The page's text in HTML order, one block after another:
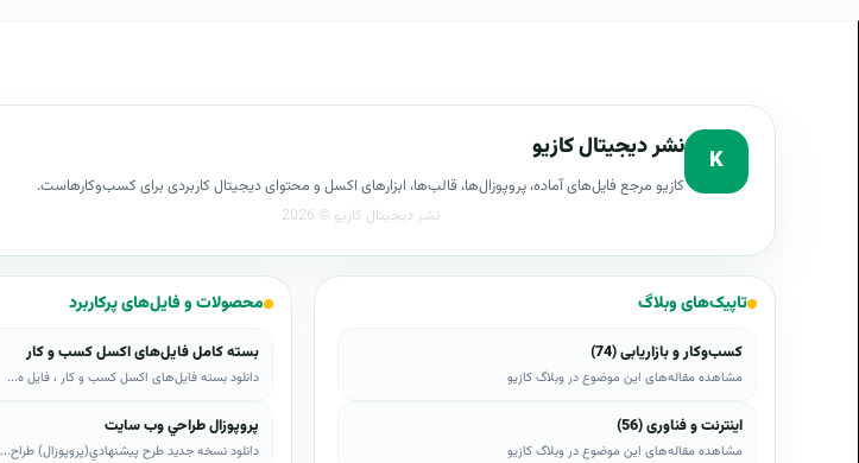
K نشر دیجیتال کازیو
کازیو مرجع فایل‌های آماده، پروپوزال‌ها، قالب‌ها، ابزارهای اکسل و محتوای دیجیتال کاربردی برای کسب‌وکارهاست.
تاپیک‌های وبلاگ
کسب‌وکار و بازاریابی (74)
مشاهده مقاله‌های این موضوع در وبلاگ کازیو
اینترنت و فناوری (56)
مشاهده مقاله‌های این موضوع در وبلاگ کازیو
محصولات و فایل‌های پرکاربرد
بسته کامل فایل‌های اکسل کسب و کار
دانلود بسته فایل‌های اکسل کسب و کار ، فایل ه...
پروپوزال طراحي وب سايت
دانلود نسخه جدید طرح پيشنهادي(پروپوزال) طراح...